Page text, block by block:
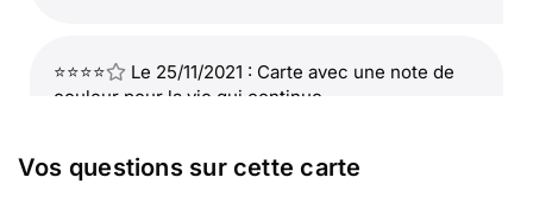
⭐⭐⭐⭐
Le 25/11/2021 : Carte avec une note de
couleur pour la vie qui continue
⭐⭐⭐⭐⭐ Le 24/08/2021 : Très sympa déjà utilisée
Vos questions sur cette carte